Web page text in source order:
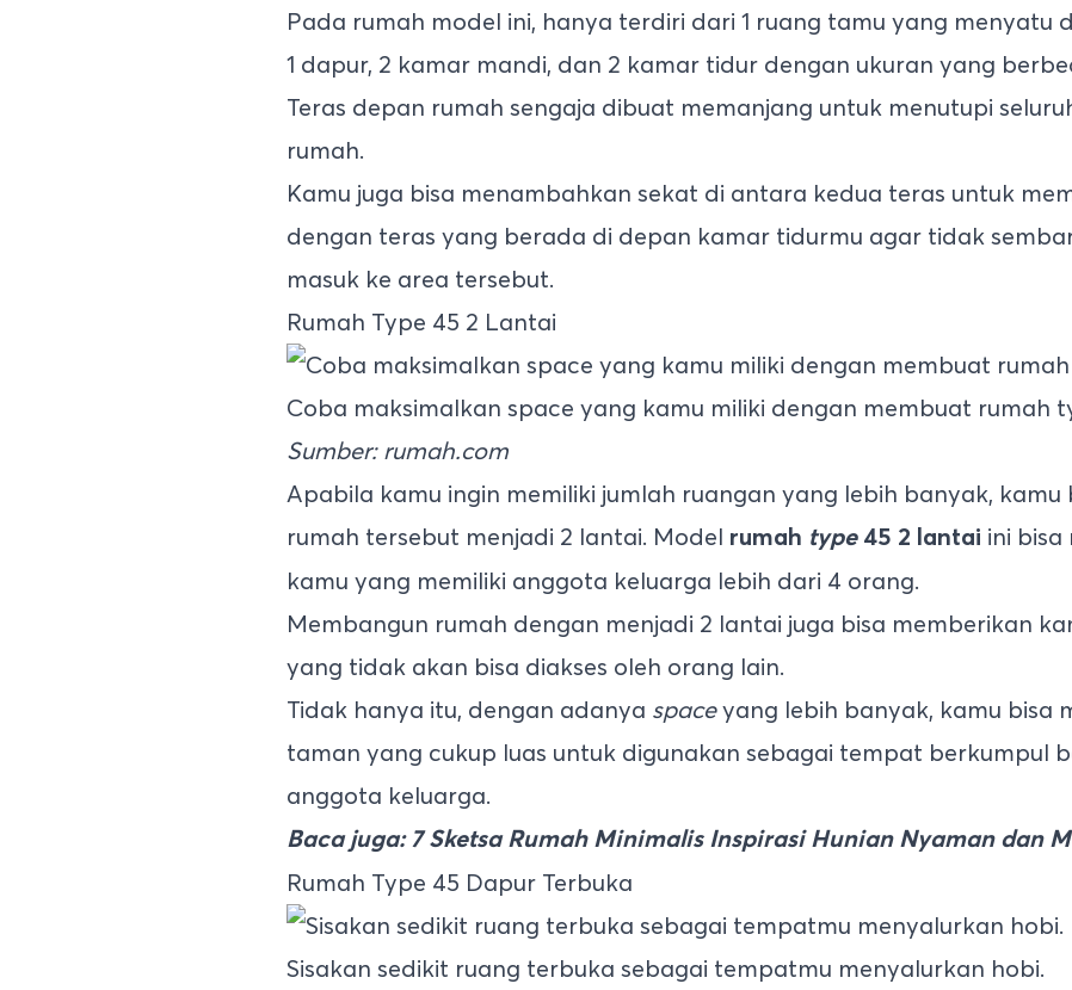
Pada rumah model ini, hanya terdiri dari 1 ruang tamu yang menyatu
1 dapur, 2 kamar mandi, dan 2 kamar tidur dengan ukuran yang
Teras depan rumah sengaja dibuat memanjang untuk menutupi
rumah.
Kamu juga bisa menambahkan sekat di antara kedua teras untuk
dengan teras yang berada di depan kamar tidurmu agar tidak
masuk ke area tersebut.
Rumah Type 45 2 Lantai
Coba maksimalkan space yang kamu miliki dengan membuat rumah
Sumber: rumah.com
Apabila kamu ingin memiliki jumlah ruangan yang lebih banyak, kamu
rumah tersebut menjadi 2 lantai. Model rumah type45 2 lantai ini bisa
kamu yang memiliki anggota keluarga lebih dari 4 orang.
Membangun rumah dengan menjadi 2 lantai juga bisa memberikan
yang tidak akan bisa diakses oleh orang lain.
Tidak hanya itu, dengan adanya spaceyang lebih banyak, kamu bisa
taman yang cukup luas untuk digunakan sebagai tempat berkumpul
anggota keluarga.
Baca juga: 7 Sketsa Rumah Minimalis Inspirasi Hunian Nyaman dan
Rumah Type 45 Dapur Terbuka
Sisakan sedikit ruang terbuka sebagai tempatmu menyalurkan hobi.